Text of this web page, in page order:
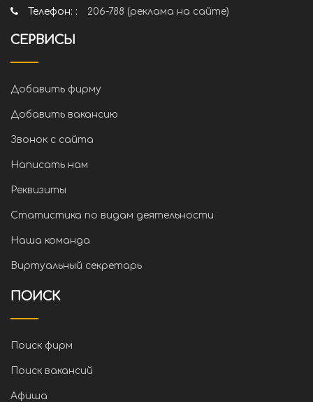
Телефон: :
206-788 (реклама на сайте)
СЕРВИСЫ
Добавить фирму
Добавить вакансию
Звонок с сайта
Написать нам
Реквизиты
Статистика по видам деятельности
Наша команда
Виртуальный секретарь
ПОИСК
Поиск фирм
Поиск вакансий
Афиша